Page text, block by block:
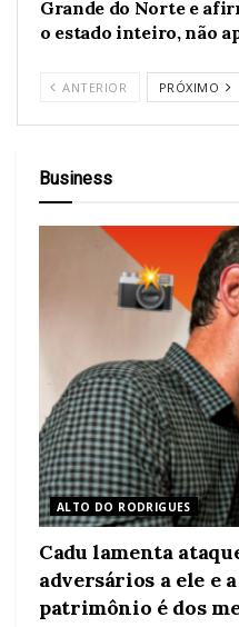
Grande do Norte e
o estado inteiro, não
ANTERIOR PRÓXIMO
Business
ALTO DO RODRIGUES
Cadu lamenta
adversários a ele e
patrimônio é dos